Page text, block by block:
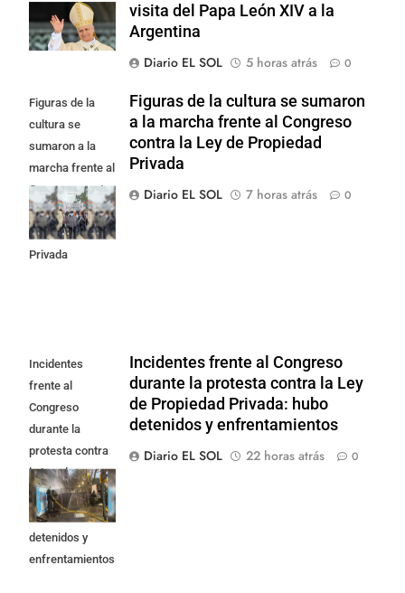
visita del Papa León XIV a la
Argentina
Diario EL SOL
5 horas atrás 0
Figuras de la
cultura se
sumaron a la
marcha frente al
Congreso contra
la Ley de
Propiedad
Privada
Figuras de la cultura se sumaron
a la marcha frente al Congreso
contra la Ley de Propiedad
Privada
Diario EL SOL
7 horas atrás 0
Incidentes
frente al
Congreso
durante la
protesta contra
la Ley de
Propiedad
Privada: hubo
detenidos y
enfrentamientos
Incidentes frente al Congreso
durante la protesta contra la Ley
de Propiedad Privada: hubo
detenidos y enfrentamientos
Diario EL SOL
22 horas atrás 0